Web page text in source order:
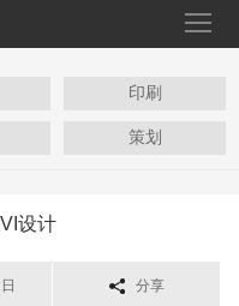
印刷
策划
设计
分享